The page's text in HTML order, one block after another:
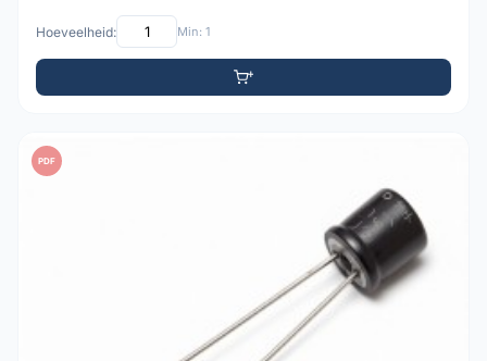
Hoeveelheid: Min: 1
PDF